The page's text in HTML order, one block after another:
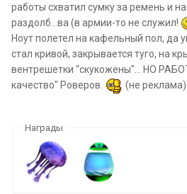
работы схватил сумку за ремень и
раздолб...ва (в армии-то не служил!
Ноут полетел на кафельный пол, да
стал кривой, закрывается туго, на
вентрешетки "скукожены"... НО
качество" Роверов.
(не реклама)
Награды